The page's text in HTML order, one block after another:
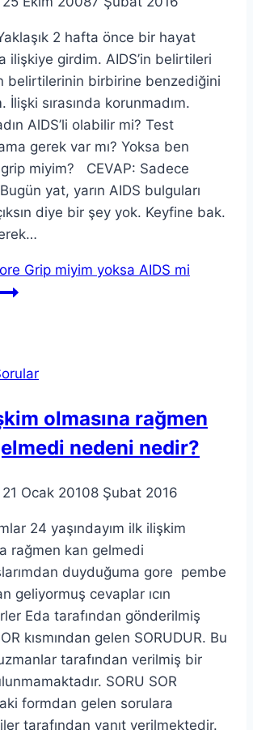
2 hafta önce bir hayat
ilişkiye girdim. AIDS’in belirtileri
belirtilerinin birbirine benzediğini
İlişki sırasında korunmadım.
AlDS’li olabilir mi? Test
gerek var mı? Yoksa ben
miyim? CEVAP: Sadece
yat, yarın AIDS bulguları
diye bir şey yok. Keyfine bak.
Grip miyim yoksa AIDS mi
olmasına rağmen
nedeni nedir?
21 Ocak 20108 Şubat 2016
24 yaşındayım ilk ilişkim
rağmen kan gelmedi
duyduğuma gore pembe
geliyormuş cevaplar ıcın
Eda tarafından gönderilmiş
kısmından gelen SORUDUR. Bu
tarafından verilmiş bir
SORU SOR
formdan gelen sorulara
tarafından yanıt verilmektedir.